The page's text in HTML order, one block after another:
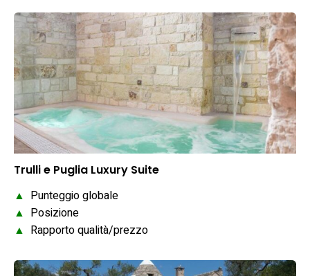
Trulli e Puglia Luxury Suite
▲ Punteggio globale
▲ Posizione
▲ Rapporto qualità/prezzo